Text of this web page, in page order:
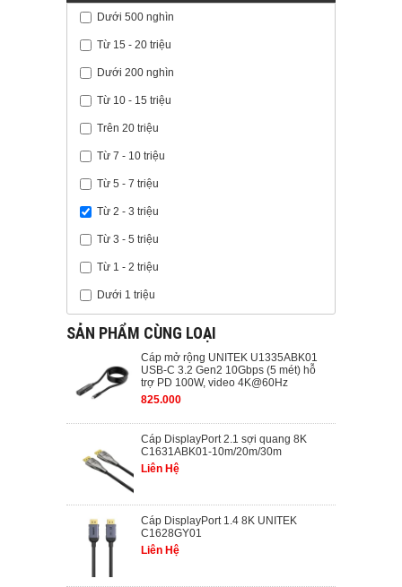
Dưới 500 nghìn
Từ 15 - 20 triệu
Dưới 200 nghìn
Từ 10 - 15 triệu
Trên 20 triệu
Từ 7 - 10 triệu
Từ 5 - 7 triệu
Từ 2 - 3 triệu
Từ 3 - 5 triệu
Từ 1 - 2 triệu
Dưới 1 triệu
SẢN PHẨM CÙNG LOẠI
Cáp mở rộng UNITEK U1335ABK01
USB-C 3.2 Gen2 10Gbps (5 mét) hỗ
trợ PD 100W, video 4K@60Hz
825.000
Cáp DisplayPort 2.1 sợi quang 8K
C1631ABK01-10m/20m/30m
Liên Hệ
Cáp DisplayPort 1.4 8K UNITEK
C1628GY01
Liên Hệ